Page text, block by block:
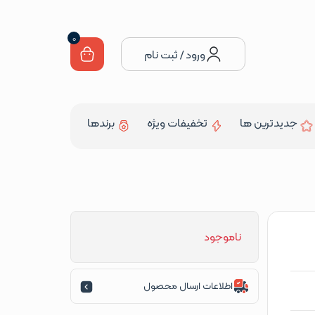
ورود / ثبت نام
0
جدیدترین ها تخفیفات ویژه برندها
ناموجود
اطلاعات ارسال محصول